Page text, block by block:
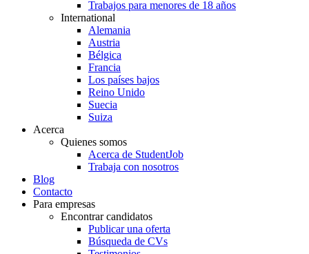
Trabajos para menores de 18 años
International
Alemania
Austria
Bélgica
Francia
Los países bajos
Reino Unido
Suecia
Suiza
Acerca
Quienes somos
Acerca de StudentJob
Trabaja con nosotros
Blog
Contacto
Para empresas
Encontrar candidatos
Publicar una oferta
Búsqueda de CVs